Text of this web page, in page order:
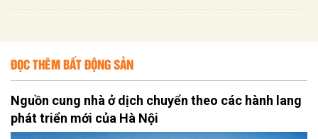
ĐỌC THÊM BẤT ĐỘNG SẢN
Nguồn cung nhà ở dịch chuyển theo các hành lang
phát triển mới của Hà Nội